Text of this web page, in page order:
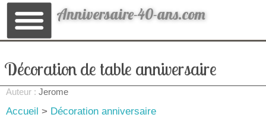
Anniversaire-40-ans.com
Décoration de table anniversaire
Auteur : Jerome
Accueil > Décoration anniversaire